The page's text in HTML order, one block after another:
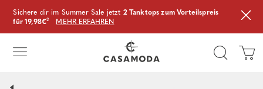
Sichere dir im Summer Sale jetzt 2 Tanktops zum Vorteilspreis
für 19,98€² MEHR ERFAHREN